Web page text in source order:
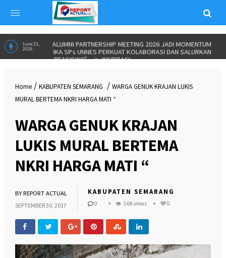
June 23,
2026 :
ALUMNI PARTNERSHIP MEETING 2026 JADI MOMENTUM
IKA SPs UNNES PERKUAT KOLABORASI DAN SALURKAN
BEASISWA”inINSPIRASI
Home / KABUPATEN SEMARANG / WARGA GENUK KRAJAN LUKIS
MURAL BERTEMA NKRI HARGA MATI “
WARGA GENUK KRAJAN
LUKIS MURAL BERTEMA
NKRI HARGA MATI “
BYREPORT ACTUAL
SEPTEMBER 30, 2017
KABUPATEN SEMARANG
0 3.6K views 0